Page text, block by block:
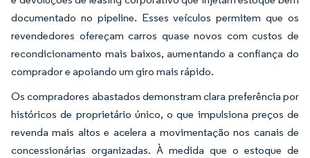
documentado no pipeline. Esses veículos permitem que os
revendedores ofereçam carros quase novos com custos de
recondicionamento mais baixos, aumentando a confiança do
comprador e apoiando um giro mais rápido.
Os compradores abastados demonstram clara preferência por
históricos de proprietário único, o que impulsiona preços de
revenda mais altos e acelera a movimentação nos canais de
concessionárias organizadas. À medida que o estoque de